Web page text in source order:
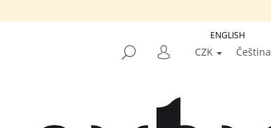
HLEDAT
PŘIHLÁŠENÍ
CZK Čeština
ENGLISH